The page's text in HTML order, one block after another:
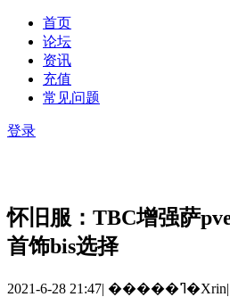
首页
论坛
资讯
充值
常见问题
登录
怀旧服：TBC增强萨
首饰bis选择
2021-6-28 21:47| �����ߣ�Xrin|